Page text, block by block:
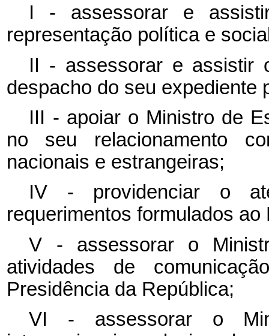
I - assessorar e
representação política e
II - assessorar e assistir
despacho do seu expediente
III - apoiar o Ministro de
no seu relacionamento
nacionais e estrangeiras;
IV - providenciar o
requerimentos formulados
V - assessorar o
atividades de
Presidência da República;
VI - assessorar o